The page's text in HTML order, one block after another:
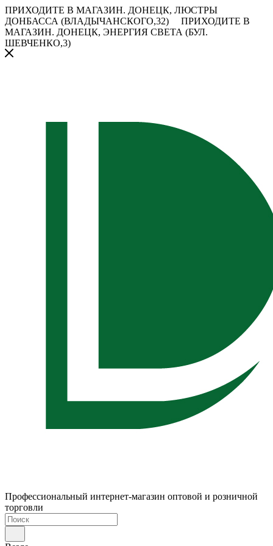
ПРИХОДИТЕ В МАГАЗИН. ДОНЕЦК, ЛЮСТРЫ
ДОНБАССА (ВЛАДЫЧАНСКОГО,32)
ПРИХОДИТЕ В
МАГАЗИН. ДОНЕЦК, ЭНЕРГИЯ СВЕТА (БУЛ.
ШЕВЧЕНКО,3)
Профессиональный интернет-магазин оптовой и розничной
торговли